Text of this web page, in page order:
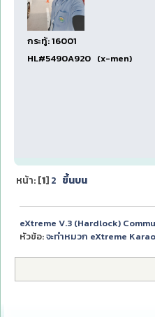
กระทู้: 16001
HL#5490A920 (x-men)
หน้า: [1] 2 ขึ้นบน
eXtreme V.3 (Hardlock)
หัวข้อ:จะทำหมวก eXtreme